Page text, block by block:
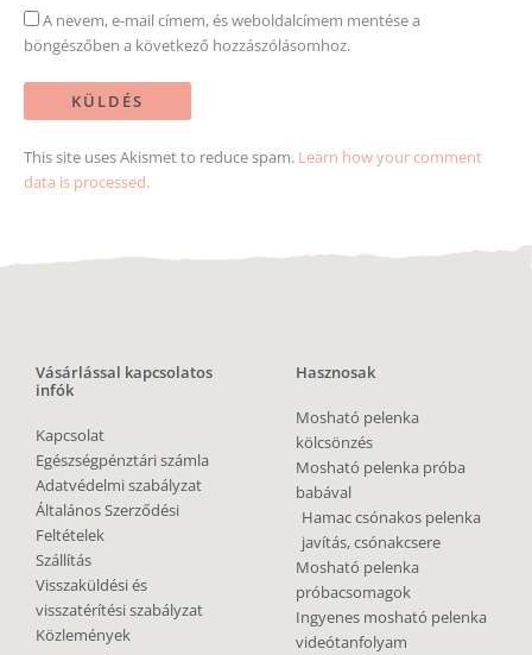
A nevem, e-mail címem, és weboldalcímem mentése a
böngészőben a következő hozzászólásomhoz.
This site uses Akismet to reduce spam. Learn how your comment
data is processed.
Vásárlással kapcsolatos
infók
Kapcsolat
Egészségpénztári számla
Adatvédelmi szabályzat
Általános Szerződési
Feltételek
Szállítás
Visszaküldési és
visszatérítési szabályzat
Közlemények
Hasznosak
Mosható pelenka
kölcsönzés
Mosható pelenka próba
babával
Hamac csónakos pelenka
javítás, csónakcsere
Mosható pelenka
próbacsomagok
Ingyenes mosható pelenka
videótanfolyam